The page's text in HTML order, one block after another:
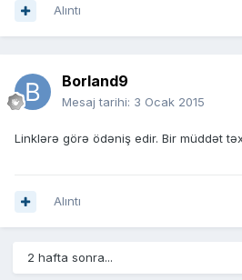
Alıntı
Borland9
Mesaj tarihi: 3 Ocak 2015
Linklərə görə ödəniş edir. Bir müddət
Alıntı
2 hafta sonra...